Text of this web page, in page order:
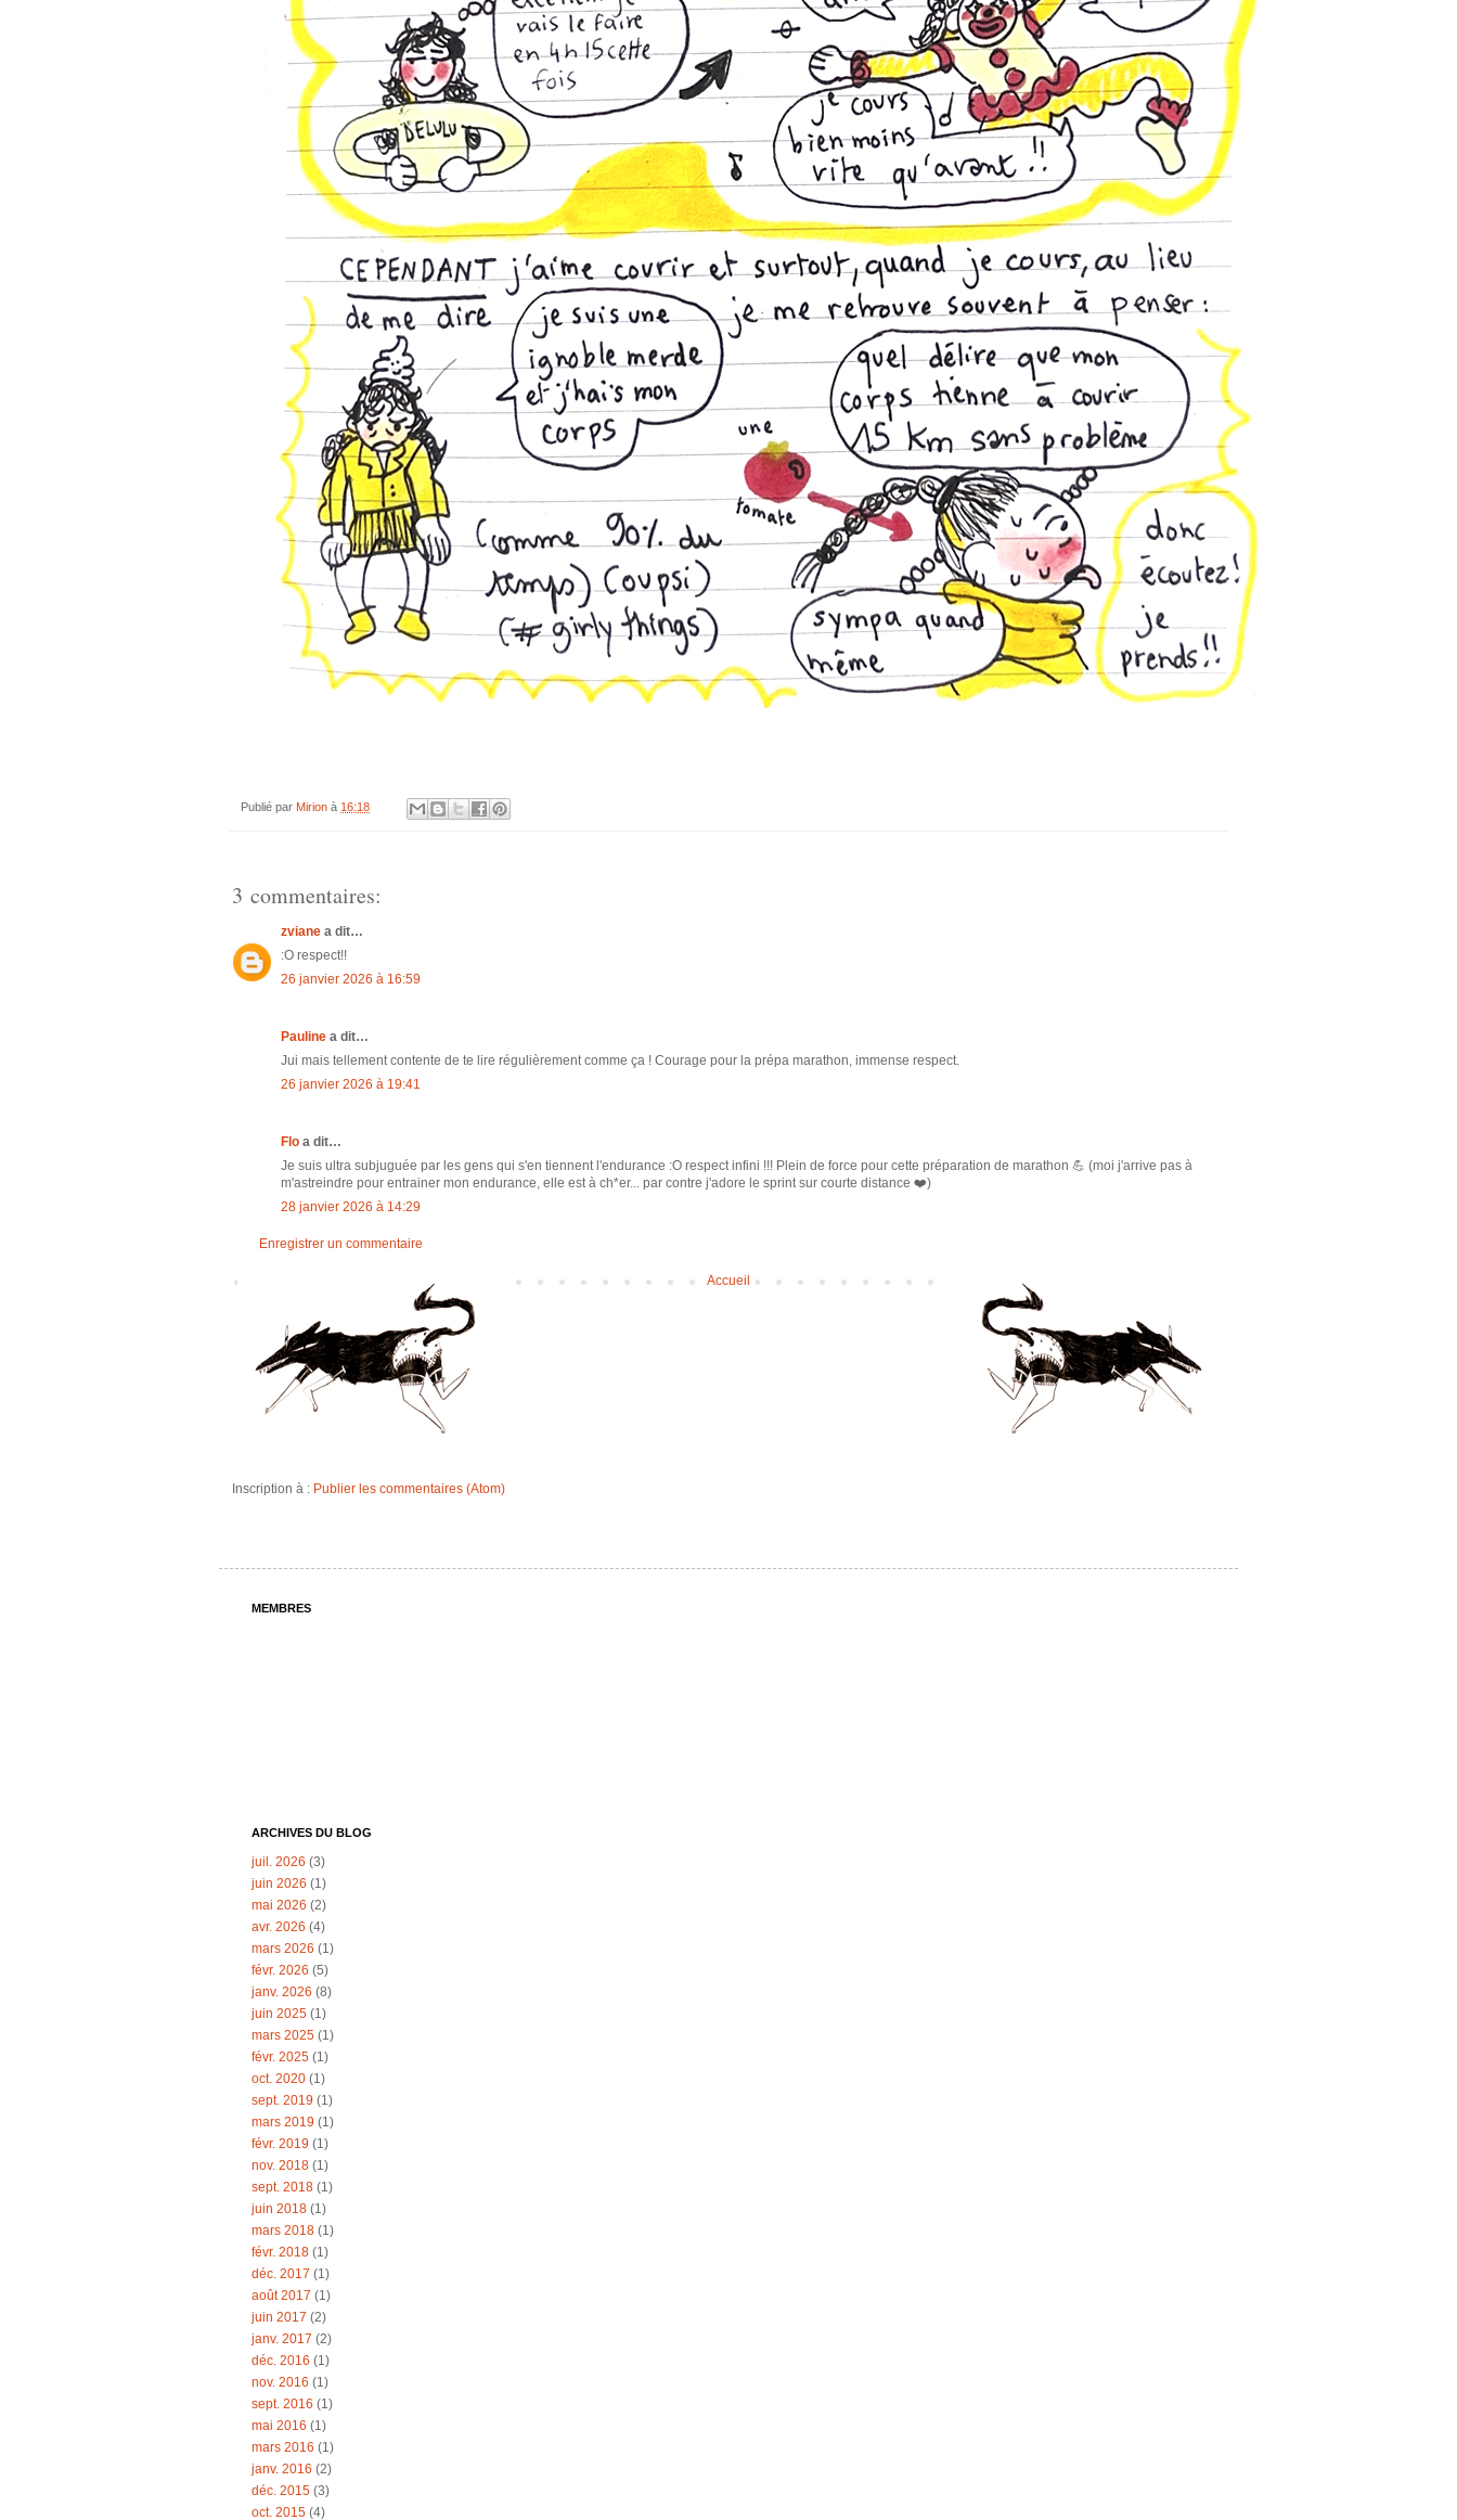
Publié par Mirion à 16:18
3 commentaires:
zviane a dit…
:O respect!!
26 janvier 2026 à 16:59
Pauline a dit…
Jui mais tellement contente de te lire régulièrement comme ça ! Courage pour la prépa marathon, immense respect.
26 janvier 2026 à 19:41
Flo a dit…
Je suis ultra subjuguée par les gens qui s'en tiennent l'endurance :O respect infini !!! Plein de force pour cette préparation de marathon 💪 (moi j'arrive pas à
m'astreindre pour entrainer mon endurance, elle est à ch*er... par contre j'adore le sprint sur courte distance ❤️)
28 janvier 2026 à 14:29
Enregistrer un commentaire
Accueil
Inscription à : Publier les commentaires (Atom)
MEMBRES
ARCHIVES DU BLOG
juil. 2026 (3)
juin 2026 (1)
mai 2026 (2)
avr. 2026 (4)
mars 2026 (1)
févr. 2026 (5)
janv. 2026 (8)
juin 2025 (1)
mars 2025 (1)
févr. 2025 (1)
oct. 2020 (1)
sept. 2019 (1)
mars 2019 (1)
févr. 2019 (1)
nov. 2018 (1)
sept. 2018 (1)
juin 2018 (1)
mars 2018 (1)
févr. 2018 (1)
déc. 2017 (1)
août 2017 (1)
juin 2017 (2)
janv. 2017 (2)
déc. 2016 (1)
nov. 2016 (1)
sept. 2016 (1)
mai 2016 (1)
mars 2016 (1)
janv. 2016 (2)
déc. 2015 (3)
oct. 2015 (4)